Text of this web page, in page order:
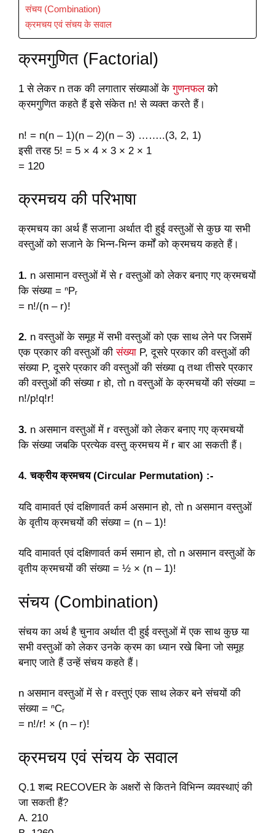
संचय (Combination)
क्रमचय एवं संचय के सवाल
क्रमगुणित (Factorial)
1 से लेकर n तक की लगातार संख्याओं केगुणनफलको
क्रमगुणित कहते हैं इसे संकेत n! से व्यक्त करते हैं।
n! = n(n – 1)(n – 2)(n – 3) ……..(3, 2, 1)
इसी तरह 5! = 5 × 4 × 3 × 2 × 1
= 120
क्रमचय की परिभाषा
क्रमचय का अर्थ हैं सजाना अर्थात दी हुई वस्तुओं से कुछ या सभी
वस्तुओं को सजाने के भिन्न-भिन्न कर्मों को क्रमचय कहते हैं।
1. n असामान वस्तुओं में से r वस्तुओं को लेकर बनाए गए क्रमचयों
कि संख्या = ⁿPᵣ
= n!/(n – r)!
2. n वस्तुओं के समूह में सभी वस्तुओं को एक साथ लेने पर जिसमें
एक प्रकार की वस्तुओं कीसंख्या P, दूसरे प्रकार की वस्तुओं की
संख्या P, दूसरे प्रकार की वस्तुओं की संख्या q तथा तीसरे प्रकार
की वस्तुओं की संख्या r हो, तो n वस्तुओं के क्रमचयों की संख्या =
n!/p!q!r!
3. n असमान वस्तुओं में r वस्तुओं को लेकर बनाए गए क्रमचयों
कि संख्या जबकि प्रत्येक वस्तु क्रमचय में r बार आ सकती हैं।
4. चक्रीय क्रमचय (Circular Permutation) :-
यदि वामावर्त एवं दक्षिणावर्त कर्म असमान हो, तो n असमान वस्तुओं
के वृतीय क्रमचयों की संख्या = (n – 1)!
यदि वामावर्त एवं दक्षिणावर्त कर्म समान हो, तो n असमान वस्तुओं के
वृतीय क्रमचयों की संख्या = ½ × (n – 1)!
संचय (Combination)
संचय का अर्थ है चुनाव अर्थात दी हुई वस्तुओं में एक साथ कुछ या
सभी वस्तुओं को लेकर उनके क्रम का ध्यान रखे बिना जो समूह
बनाए जाते हैं उन्हें संचय कहते हैं।
n असमान वस्तुओं में से r वस्तुएं एक साथ लेकर बने संचयों की
संख्या = ⁿCᵣ
= n!/r! × (n – r)!
क्रमचय एवं संचय के सवाल
Q.1 शब्द RECOVER के अक्षरों से कितने विभिन्न व्यवस्थाएं की
जा सकती हैं?
A. 210